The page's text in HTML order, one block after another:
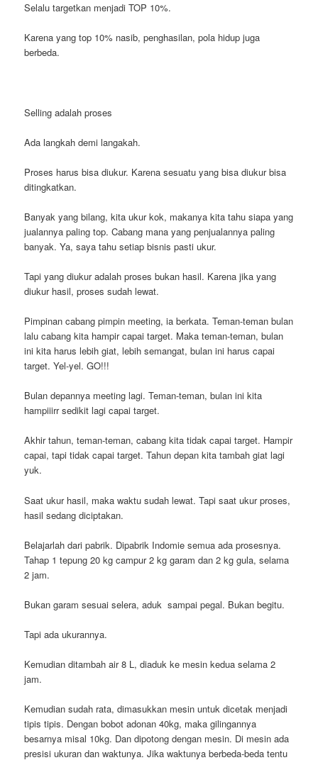
Selalu targetkan menjadi TOP 10%.
Karena yang top 10% nasib, penghasilan, pola hidup juga
berbeda.
Selling adalah proses
Ada langkah demi langakah.
Proses harus bisa diukur. Karena sesuatu yang bisa diukur bisa
ditingkatkan.
Banyak yang bilang, kita ukur kok, makanya kita tahu siapa yang
jualannya paling top. Cabang mana yang penjualannya paling
banyak. Ya, saya tahu setiap bisnis pasti ukur.
Tapi yang diukur adalah proses bukan hasil. Karena jika yang
diukur hasil, proses sudah lewat.
Pimpinan cabang pimpin meeting, ia berkata. Teman-teman bulan
lalu cabang kita hampir capai target. Maka teman-teman, bulan
ini kita harus lebih giat, lebih semangat, bulan ini harus capai
target. Yel-yel. GO!!!
Bulan depannya meeting lagi. Teman-teman, bulan ini kita
hampiiirr sedikit lagi capai target.
Akhir tahun, teman-teman, cabang kita tidak capai target. Hampir
capai, tapi tidak capai target. Tahun depan kita tambah giat lagi
yuk.
Saat ukur hasil, maka waktu sudah lewat. Tapi saat ukur proses,
hasil sedang diciptakan.
Belajarlah dari pabrik. Dipabrik Indomie semua ada prosesnya.
Tahap 1 tepung 20 kg campur 2 kg garam dan 2 kg gula, selama
2 jam.
Bukan garam sesuai selera, aduk sampai pegal. Bukan begitu.
Tapi ada ukurannya.
Kemudian ditambah air 8 L, diaduk ke mesin kedua selama 2
jam.
Kemudian sudah rata, dimasukkan mesin untuk dicetak menjadi
tipis tipis. Dengan bobot adonan 40kg, maka gilingannya
besarnya misal 10kg. Dan dipotong dengan mesin. Di mesin ada
presisi ukuran dan waktunya. Jika waktunya berbeda-beda tentu